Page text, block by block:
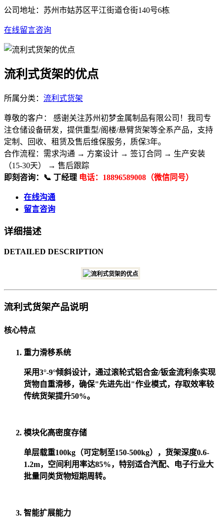
公司地址：苏州市姑苏区平江街道仓街140号6栋
在线留言咨询
流利式货架的优点
所属分类： 流利式货架
尊敬的客户： 感谢关注苏州初梦金属制品有限公司！我司专
注仓储设备研发，提供重型/阁楼/悬臂货架等全系产品，支持
定制、回收、租赁及售后维保服务，质保3年。
合作流程：​ 需求沟通 → 方案设计 → 签订合同 → 生产安装
（15-30天） → 售后跟踪
即刻咨询：​ 📞 丁经理 电话：18896589008（微信同号）
在线沟通
留言咨询
详细描述
DETAILED DESCRIPTION
流利式货架产品说明
核心特点
重力滑移系统
采用3°-9°倾斜设计，通过滚轮式铝合金/钣金流利条实现
货物自重滑移，确保"先进先出"作业模式，存取效率较
传统货架提升50%。
模块化高密度存储
单层载重100kg（可定制至150-500kg），货架深度0.6-
1.2m，空间利用率达85%，特别适合汽配、电子行业大
批量同类货物短期周转。
智能扩展能力